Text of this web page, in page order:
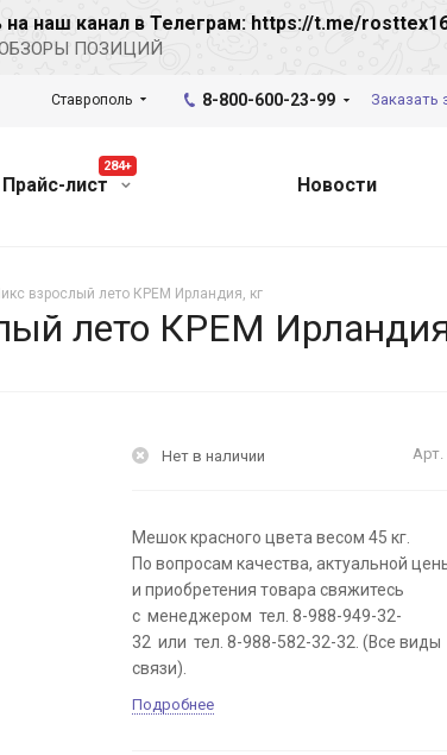
на наш канал в Телеграм: https://t.me/
ПОЗИЦИЙ
8-800-600-23-99 Заказать
Ставрополь
Прайс-лист
284+
Новости
взрослый лето КРЕМ Ирландия, кг
лето КРЕМ
Нет в наличии Арт.
Мешок красного цвета весом 45 кг.
По вопросам качества, актуальной
и приобретения товара свяжитесь
с менеджером тел. 8-988-949-32-
32 или тел. 8-988-582-32-32. (Все виды
связи).
Подробнее